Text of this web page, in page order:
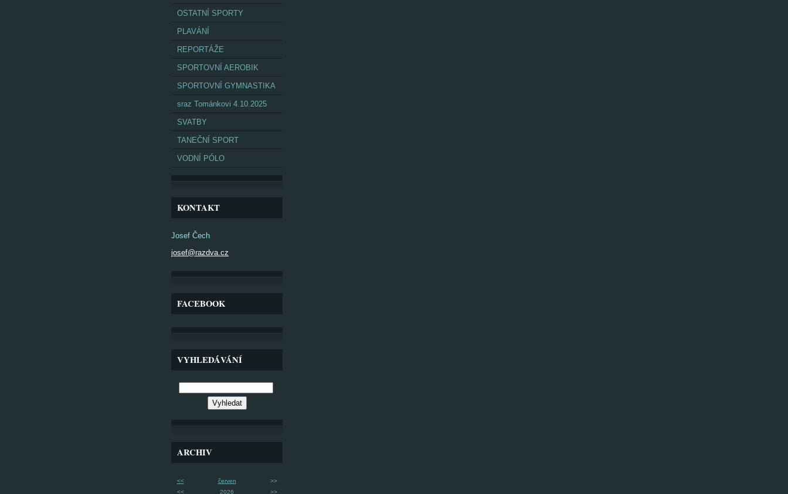
OSTATNÍ SPORTY
PLAVÁNÍ
REPORTÁŽE
SPORTOVNÍ AEROBIK
SPORTOVNÍ GYMNASTIKA
sraz Tománkovi 4.10.2025
SVATBY
TANEČNÍ SPORT
VODNÍ PÓLO
KONTAKT
Josef Čech
josef@razdva.cz
FACEBOOK
VYHLEDÁVÁNÍ
ARCHIV
<< červen
>>
<<
2026 >>